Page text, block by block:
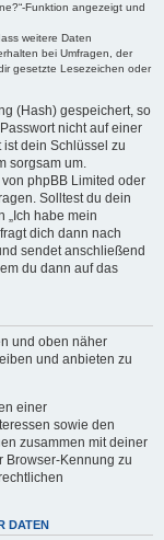
Funktion angezeigt und
weitere Daten
bei Umfragen, der
gesetzte Lesezeichen oder
(Hash) gespeichert, so
nicht auf einer
dein Schlüssel zu
sorgsam um.
phpBB Limited oder
Solltest du dein
„Ich habe mein
dich dann nach
sendet anschließend
du dann auf das
und oben näher
und anbieten zu
einer
sowie den
zusammen mit deiner
Browser-Kennung zu
DATEN